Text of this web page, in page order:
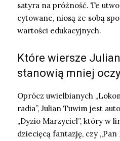
satyra na próżność. Te
cytowane, niosą ze sobą
wartości edukacyjnych.
Które wiersze
stanowią mniej
Oprócz uwielbianych
radia”, Julian Tuwim jest
„Dyzio Marzyciel”, który w
dziecięcą fantazję, czy